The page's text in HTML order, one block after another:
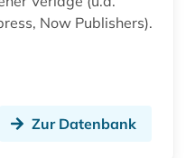
Now Publishers).
Zur Datenbank